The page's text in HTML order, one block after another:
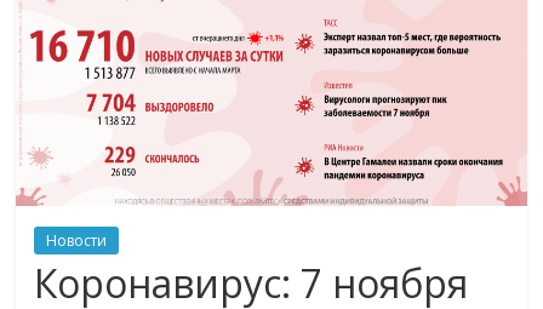
Новости
Коронавирус: 7 ноября